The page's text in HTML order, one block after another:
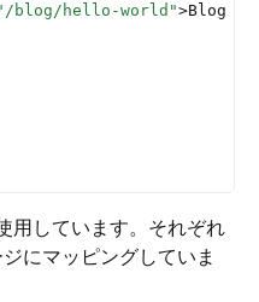
blog/hello-world">Blog
用しています。それぞれ
にマッピングしていま